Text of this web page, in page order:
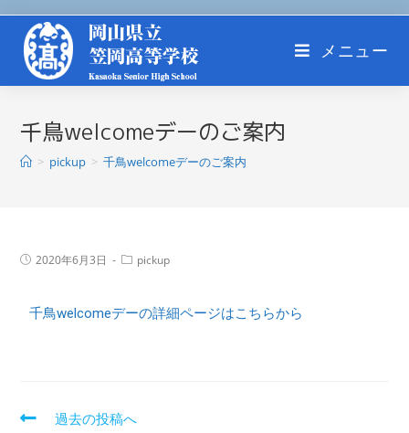
メニュー
千鳥welcomeデーのご案内
> pickup > 千鳥welcomeデーのご案内
2020年6月3日 pickup
千鳥welcomeデーの詳細ページはこちらから
過去の投稿へ